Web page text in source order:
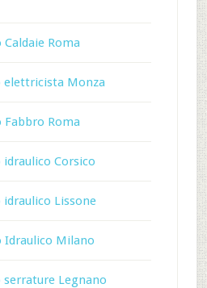
Roma
Monza
Roma
Corsico
Lissone
Milano
Legnano